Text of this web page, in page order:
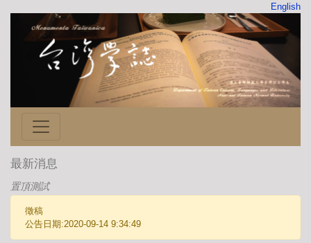
English
最新消息
置頂測試
徵稿
公告日期:2020-09-14 9:34:49